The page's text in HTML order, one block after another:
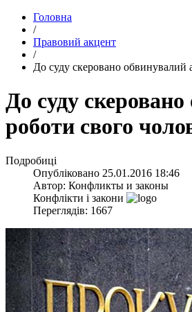
Головна
/
Правовий акцент
/
До суду скеровано обвинувалий
До суду
роботи свого
Подробиці
Опубліковано 25.01.2016 18:46
Автор: Конфликты и законы
Конфлікти і закони
Переглядів: 1667